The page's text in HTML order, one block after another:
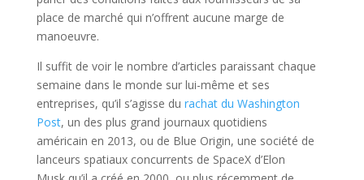
place de marché qui n’offrent aucune marge de
manoeuvre.
Il suffit de voir le nombre d’articles paraissant chaque
semaine dans le monde sur lui-même et ses
entreprises, qu’il s’agisse du rachat du Washington
Post, un des plus grand journaux quotidiens
américain en 2013, ou de Blue Origin, une société de
lanceurs spatiaux concurrents de SpaceX d’Elon